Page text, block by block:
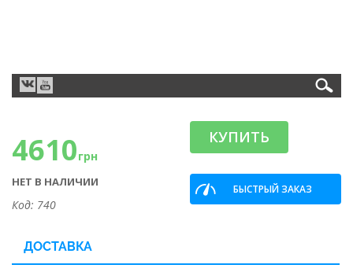
4610грн
НЕТ В НАЛИЧИИ
Код: 740
КУПИТЬ
БЫСТРЫЙ ЗАКАЗ
ДОСТАВКА